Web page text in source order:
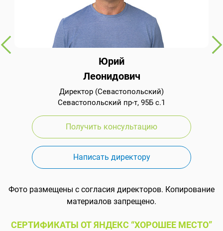
Юрий
Леонидович
Директор (Севастопольский)
Севастопольский пр-т, 95Б с.1
Получить консультацию
Написать директору
Фото размещены с согласия директоров. Копирование
материалов запрещено.
СЕРТИФИКАТЫ ОТ ЯНДЕКС “ХОРОШЕЕ МЕСТО”